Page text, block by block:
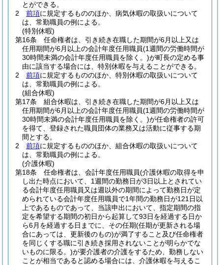
とができる。
2
前項に規定するもののほか、病気休暇の取扱いについて
は、常勤職員の例による。
(特別休暇)
第16条
任命権者は、引き続き在職した期間が6月以上又は
任用期間が6月以上の会計年度任用職員(1週間の労働時間が
30時間未満の会計年度任用職員を除く。)が町長の定める事
由に該当する場合には、特別休暇を与えることができる。
2
前項に規定するもののほか、特別休暇の取扱いについて
は、常勤職員の例による。
(組合休暇)
第17条
組合休暇は、引き続き在職した期間が6月以上又は
任用期間が6月以上の会計年度任用職員(1週間の労働時間が
30時間未満の会計年度任用職員を除く。)が任命権者の許可
を得て、登録された職員団体の業務又は活動に従事する期
間とする。
2
前項に規定するもののほか、組合休暇の取扱いについて
は、常勤職員の例による。
(介護休暇)
第18条
任命権者は、会計年度任用職員(介護休暇の取得を申
し出た時点において、1週間の勤務日が3日以上とされてい
る会計年度任用職員又は週以外の期間によって勤務日が定
められている会計年度任用職員で1年間の勤務日が121日以
上であるものであって、当該申出において、指定期間の指
定を希望する期間の初日から起算して93日を経過する日か
ら6月を経過する日までに、その任期(任期が更新される場
合にあっては、更新後のもの)が満了すること及び任命権者
を同じくする職に引き続き採用されないことが明らかでな
いものに限る。)が要介護者の介護をするため、勤務しない
ことが相当であると認める場合には、介護休暇を与えるこ